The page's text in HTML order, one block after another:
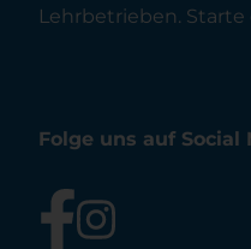
Lehrbetrieben.
Folge uns auf Social